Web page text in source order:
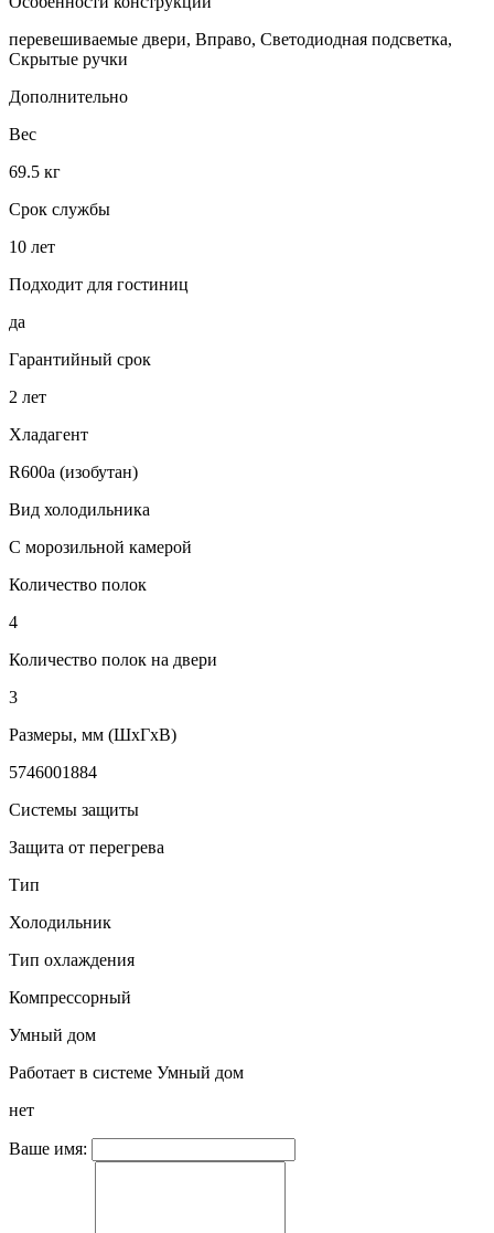
перевешиваемые двери, Вправо, Светодиодная подсветка,
Скрытые ручки
Дополнительно
Вес
69.5 кг
Срок службы
10 лет
Подходит для гостиниц
да
Гарантийный срок
2 лет
Хладагент
R600a (изобутан)
Вид холодильника
С морозильной камерой
Количество полок
4
Количество полок на двери
3
Размеры, мм (ШхГхВ)
5746001884
Системы защиты
Защита от перегрева
Тип
Холодильник
Тип охлаждения
Компрессорный
Умный дом
Работает в системе Умный дом
нет
Ваше имя: